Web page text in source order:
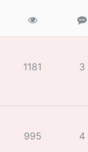
1181 3
995 4